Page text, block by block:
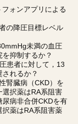
ォンアプリによる
の降圧目標レベル
未満の血圧
抑制するか？
患者に対して，13
れるか？
腎臓病（CKD）を
択薬はRA系阻害
病非合併CKDを有
薬はRA系阻害薬